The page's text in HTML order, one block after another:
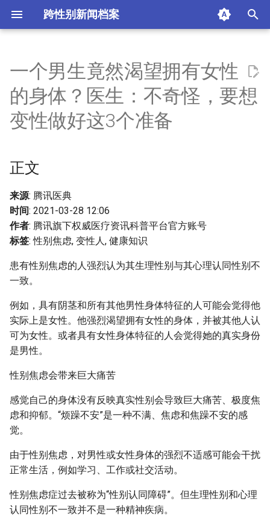
跨性别新闻档案
e
t
t
a
r
s
e
a
n
g
一、症状和诊断
三、性别焦虑的周期
摘要与附加信息
附加信息 [Processed Page
Metadata]
一个男生竟然渴望拥有女性
的身体？医生：不奇怪，要想
变性做好这3个准备
正文
来源: 腾讯医典
时间: 2021-03-28 12:06
作者: 腾讯旗下权威医疗资讯科普平台官方账号
标签: 性别焦虑, 变性人, 健康知识
患有性别焦虑的人强烈认为其生理性别与其心理认同性别不
一致。
例如，具有阴茎和所有其他男性身体特征的人可能会觉得他
实际上是女性。他强烈渴望拥有女性的身体，并被其他人认
可为女性。或者具有女性身体特征的人会觉得她的真实身份
是男性。
性别焦虑会带来巨大痛苦
感觉自己的身体没有反映真实性别会导致巨大痛苦、极度焦
虑和抑郁。“烦躁不安”是一种不满、焦虑和焦躁不安的感
觉。
由于性别焦虑，对男性或女性身体的强烈不适感可能会干扰
正常生活，例如学习、工作或社交活动。
性别焦虑症过去被称为“性别认同障碍”。但生理性别和心理
认同性别不一致并不是一种精神疾病。